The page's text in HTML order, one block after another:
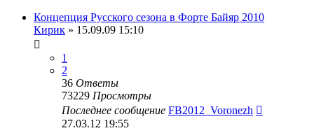
Концепция Русского сезона в Форте Байяр 2010
Кирик » 15.09.09 15:10
1
2
36 Ответы
73229 Просмотры
Последнее сообщение FB2012_Voronezh
27.03.12 19:55